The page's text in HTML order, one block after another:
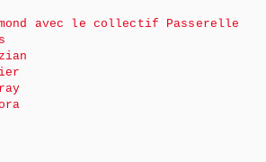
avec le collectif Passerelle